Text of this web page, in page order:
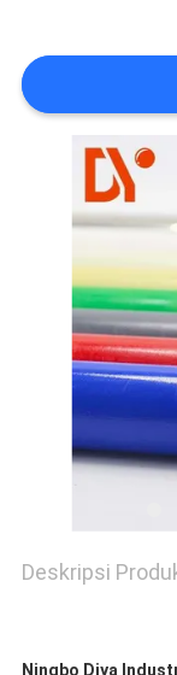
SITEMAP
PRIVACY
POLICY
Deskripsi
Ningbo Diya